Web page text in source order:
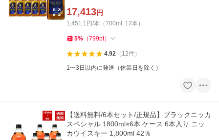
17,413円
1,451.1円/本（700ml, 12本）
5% （799pt）
4.92（ 12件）
1〜3日以内に発送（休業日を除く）
【送料無料/6本セット/正規品】ブラックニッカ
スペシャル 1800ml×6本 ケース 6本入り ニッ
カウイスキー 1,800ml 42％